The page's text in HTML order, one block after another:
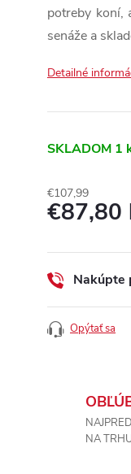
potreby koní,
senáže a
Detailné
SKLADOM 1
€107,99
€87,80
cena:
Nakúpte
Opýtať sa
NA